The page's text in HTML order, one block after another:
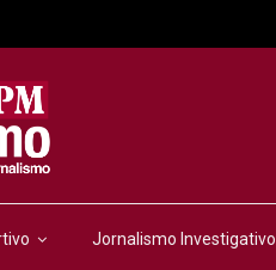
Jornalismo Investigativo